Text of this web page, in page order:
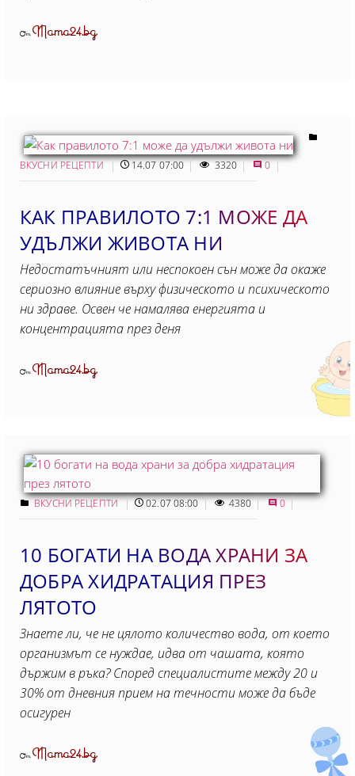
ОтMama24.bg
ВКУСНИ РЕЦЕПТИ 14.07 07:00 3320 0
КАК ПРАВИЛОТО 7:1 МОЖЕ ДА
УДЪЛЖИ ЖИВОТА НИ
Недостатъчният или неспокоен сън може да окаже
сериозно влияние върху физическото и психическото
ни здраве. Освен че намалява енергията и
концентрацията през деня
ОтMama24.bg
ВКУСНИ РЕЦЕПТИ 02.07 08:00 4380 0
10 БОГАТИ НА ВОДА ХРАНИ ЗА
ДОБРА ХИДРАТАЦИЯ ПРЕЗ
ЛЯТОТО
Знаете ли, че не цялото количество вода, от което
организмът се нуждае, идва от чашата, която
държим в ръка? Според специалистите между 20 и
30% от дневния прием на течности може да бъде
осигурен
ОтMama24.bg